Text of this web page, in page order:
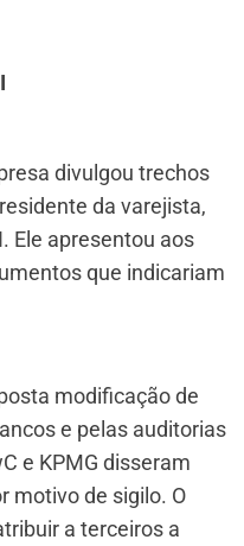
divulgou trechos
da varejista,
Ele apresentou aos
que indicariam
modificação de
e pelas auditorias
e KPMG disseram
motivo de sigilo. O
a terceiros a